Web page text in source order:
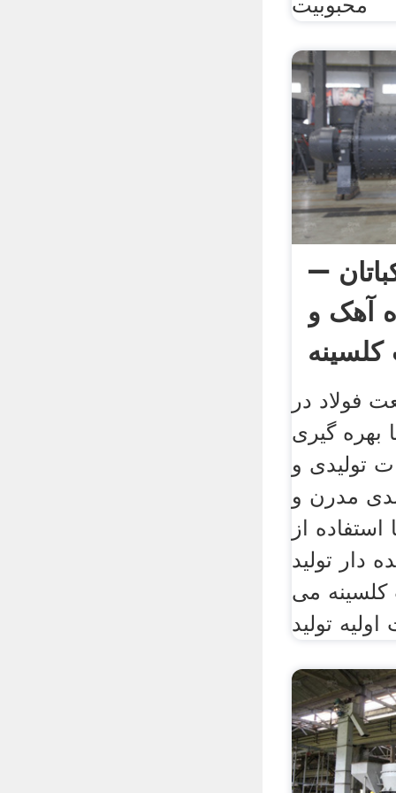
–
آهک و
فولاد در
بهره گیری
تولیدی و
مدرن و
استفاده از
دار تولید
کلسینه می
تولید